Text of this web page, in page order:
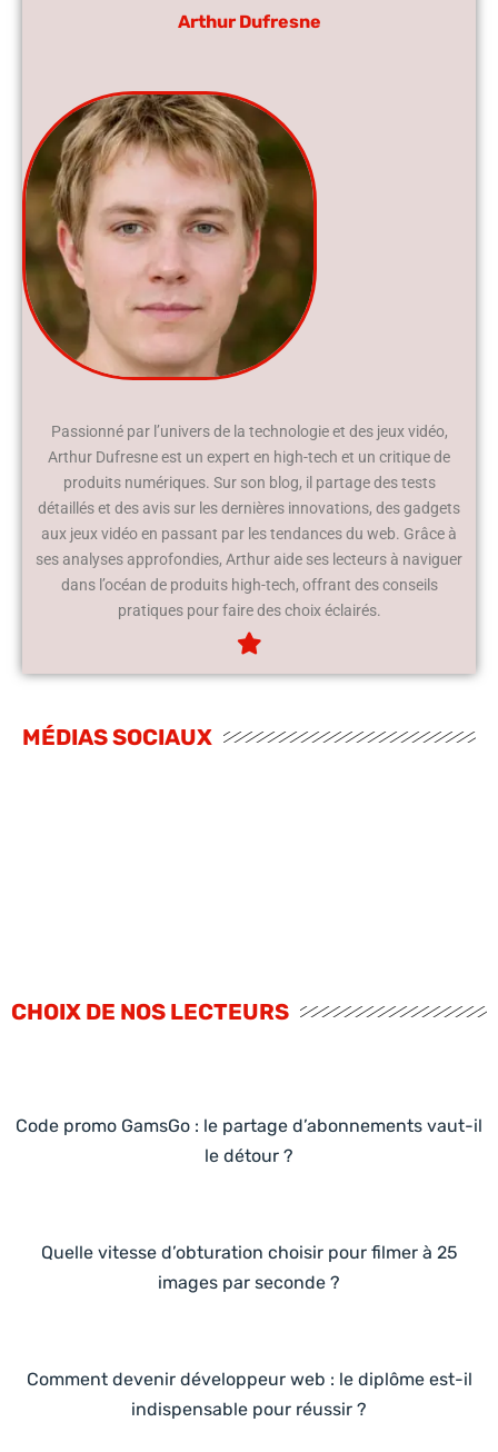
Arthur Dufresne
Passionné par l’univers de la technologie et des jeux vidéo,
Arthur Dufresne est un expert en high-tech et un critique de
produits numériques. Sur son blog, il partage des tests
détaillés et des avis sur les dernières innovations, des gadgets
aux jeux vidéo en passant par les tendances du web. Grâce à
ses analyses approfondies, Arthur aide ses lecteurs à naviguer
dans l’océan de produits high-tech, offrant des conseils
pratiques pour faire des choix éclairés.
MÉDIAS SOCIAUX
CHOIX DE NOS LECTEURS
Code promo GamsGo : le partage d’abonnements vaut-il
le détour ?
Quelle vitesse d’obturation choisir pour filmer à 25
images par seconde ?
Comment devenir développeur web : le diplôme est-il
indispensable pour réussir ?